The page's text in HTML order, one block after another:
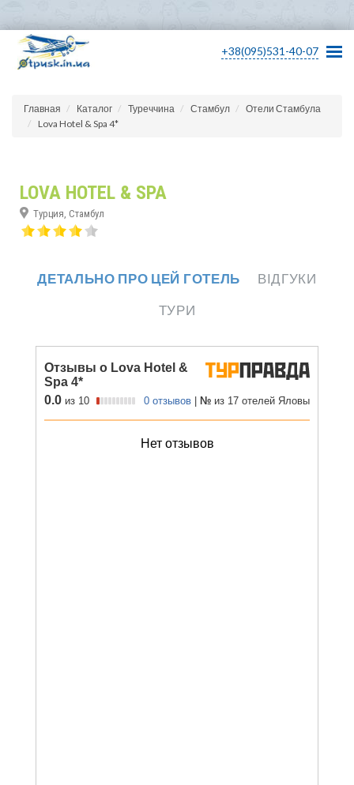
+38(095)531-40-07
Главная Каталог Туреччина Стамбул
Отели Стамбула
Lova Hotel & Spa 4*
LOVA HOTEL & SPA
Турция, Стамбул
ДЕТАЛЬНО ПРО ЦЕЙ ГОТЕЛЬ
ВІДГУКИ
ТУРИ